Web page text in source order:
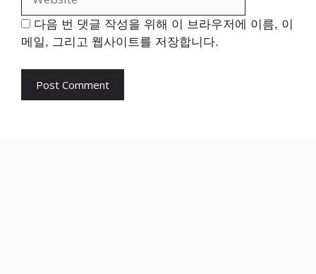
다음 번 댓글 작성을 위해 이 브라우저에 이름, 이
메일, 그리고 웹사이트를 저장합니다.